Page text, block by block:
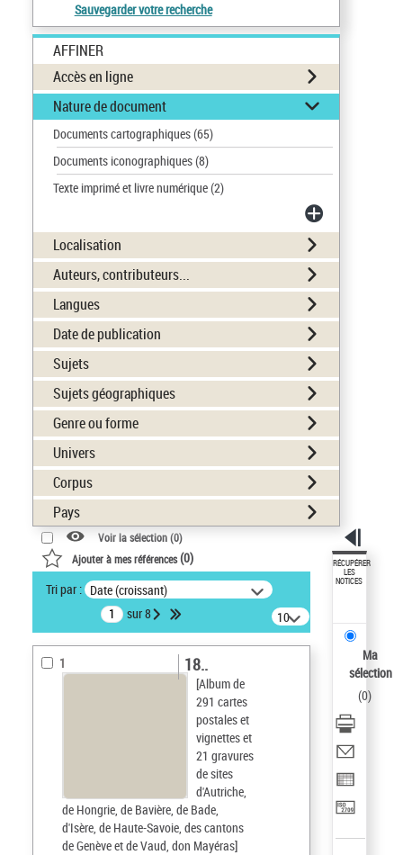
Sauvegarder votre recherche
AFFINER
Accès en ligne
Nature de document
Documents cartographiques(65)
Documents iconographiques(8)
Texte imprimé et livre numérique(2)
Localisation
Auteurs, contributeurs...
Langues
Date de publication
Sujets
Sujets géographiques
Genre ou forme
Univers
Corpus
Pays
Voir la sélection (0)
Ajouter à mes références(0)
Tri par : Date (croissant)
sur 8
10
résultats/page
1
[Album de
291 cartes
postales et
vignettes et
21 gravures
de sites
d'Autriche,
de Hongrie, de Bavière, de Bade,
d'Isère, de Haute-Savoie, des cantons
de Genève et de Vaud, don Mayéras]
18..
RÉCUPÉRER
LES
NOTICES
Ma
sélection
(0)